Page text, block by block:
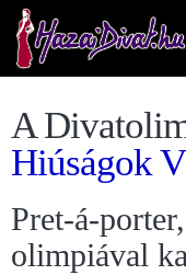
A
Hiúságok
Pret-á-
olimpiával